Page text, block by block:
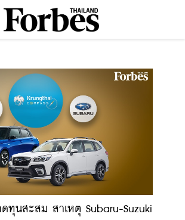
ทุนสะสม สาเหตุ Subaru-Suzuki